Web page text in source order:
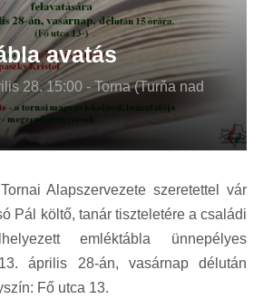
avatás
28. 15:00 - Torna (Turňa nad
Alapszervezete szeretettel vár
Pál költő, tanár tiszteletére a családi
emléktábla ünnepélyes
április 28-án, vasárnap délután
Fő utca 13.